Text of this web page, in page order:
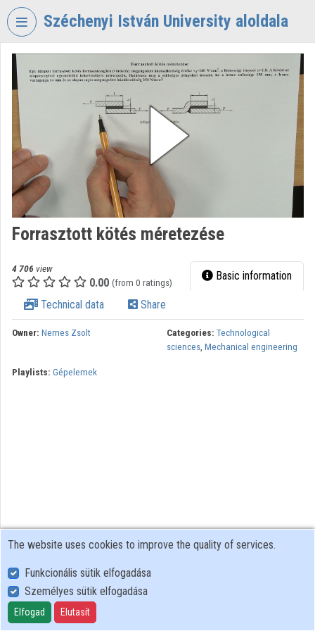
Skip header
Széchenyi István University aloldala
SZÉCHENYI
ISTVÁN
UNIVERSITY
Organization home
Log In
Organization playlists
Organizations
Forrasztott kötés méretezése
4 706 view
0.00 (from 0 ratings) Basic information
Technical data Share
Owner: Nemes Zsolt Categories: Technological
sciences, Mechanical engineering
Playlists: Gépelemek
User Policy
Adatkezelési tájékoztató (en)
Cookie Policy
The website uses cookies to improve the quality of services.
Funkcionális sütik elfogadása
Személyes sütik elfogadása
Elfogad Elutasít